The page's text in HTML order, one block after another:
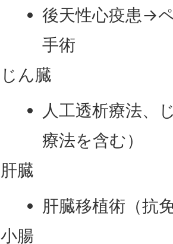
後天性心疫患→
手術
じん臓
人工透析療法、
療法を含む）
肝臓
肝臓移植術（抗
小腸